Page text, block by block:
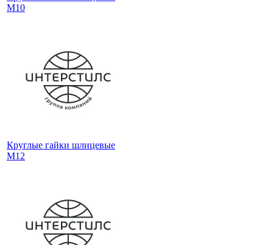
М10
Круглые гайки шлицевые
М12